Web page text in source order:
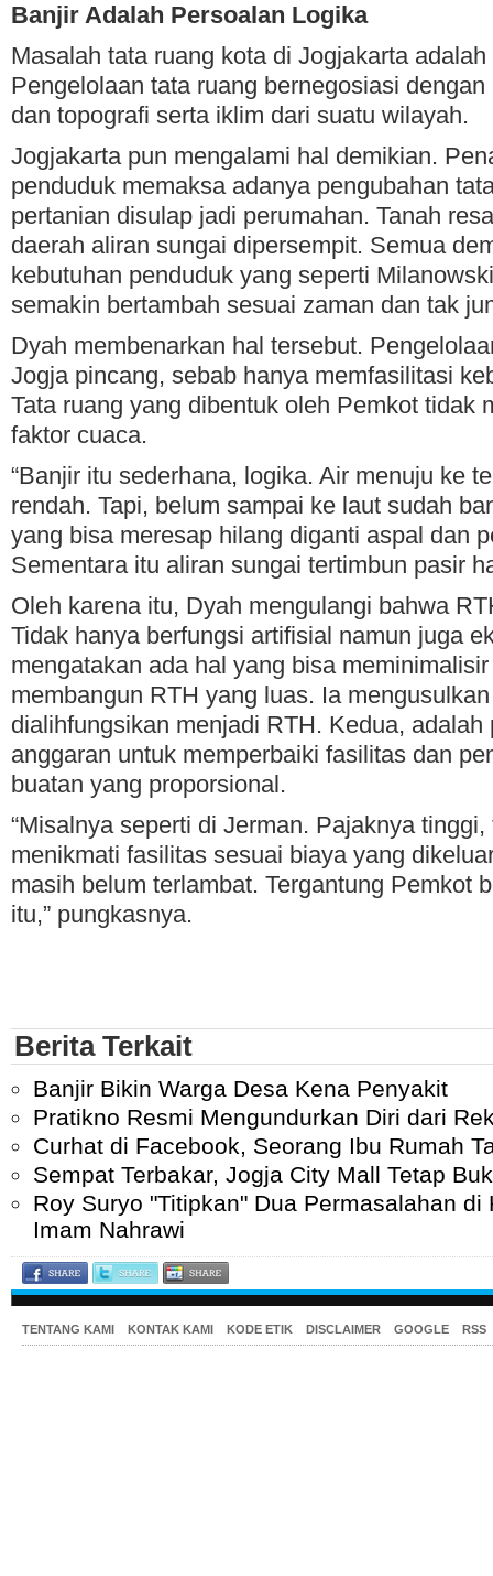
Banjir Adalah Persoalan Logika
Masalah tata ruang kota di Jogjakarta
Pengelolaan tata ruang bernegosiasi
dan topografi serta iklim dari suatu wilayah.
Jogjakarta pun mengalami hal demikian.
penduduk memaksa adanya pengubahan
pertanian disulap jadi perumahan. Tanah
daerah aliran sungai dipersempit. Semua
kebutuhan penduduk yang seperti
semakin bertambah sesuai zaman dan tak
Dyah membenarkan hal tersebut.
Jogja pincang, sebab hanya memfasilitasi
Tata ruang yang dibentuk oleh Pemkot tidak
faktor cuaca.
“Banjir itu sederhana, logika. Air menuju ke
rendah. Tapi, belum sampai ke laut sudah
yang bisa meresap hilang diganti aspal dan
Sementara itu aliran sungai tertimbun pasir
Oleh karena itu, Dyah mengulangi bahwa
Tidak hanya berfungsi artifisial namun juga
mengatakan ada hal yang bisa
membangun RTH yang luas. Ia
dialihfungsikan menjadi RTH. Kedua, adalah
anggaran untuk memperbaiki fasilitas dan
buatan yang proporsional.
“Misalnya seperti di Jerman. Pajaknya
menikmati fasilitas sesuai biaya yang
masih belum terlambat. Tergantung Pemkot
itu,” pungkasnya.
Berita Terkait
Banjir Bikin Warga Desa Kena Penyakit
Pratikno Resmi Mengundurkan Diri dari
Curhat di Facebook, Seorang Ibu Rumah
Sempat Terbakar, Jogja City Mall Tetap
Roy Suryo "Titipkan" Dua Permasalahan di
Imam Nahrawi
TENTANG KAMI KONTAK KAMI KODE ETIK DISCLAIMER GOOGLE RSS